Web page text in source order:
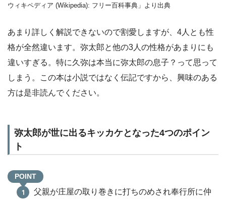
ウィキペディア (Wikipedia): フリー百科事典」より出典
あまり詳しく解説できないので割愛しますが、4人とも性
格が全然違います。弥太郎と他の3人の性格があまりにも
違いすぎる。特に久弥は本当に弥太郎の息子？って思って
しまう。この本は小説ではなく伝記ですから、興味のある
方は是非読んでください。
弥太郎が世に出るキッカケとなった4つのポイン
ト
POINT
父親が庄屋の取り巻きに打ちのめされ奉行所に仲